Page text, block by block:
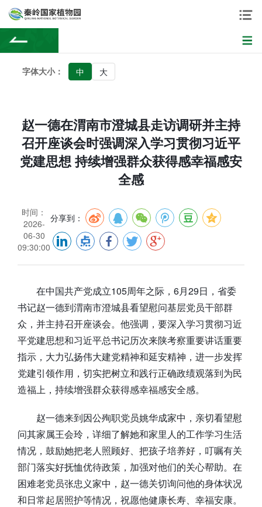
字体大小： 中 大
赵一德在渭南市澄城县走访调研并主持
召开座谈会时强调深入学习贯彻习近平
党建思想 持续增强群众获得感幸福感安
全感
时间：
2026-
06-30
09:30:00
分享到：
在中国共产党成立105周年之际，6月29日，省委
书记赵一德到渭南市澄城县看望慰问基层党员干部群
众，并主持召开座谈会。他强调，要深入学习贯彻习近
平党建思想和习近平总书记历次来陕考察重要讲话重要
指示，大力弘扬伟大建党精神和延安精神，进一步发挥
党建引领作用，切实把树立和践行正确政绩观落到为民
造福上，持续增强群众获得感幸福感安全感。
赵一德来到因公殉职党员姚华成家中，亲切看望慰
问其家属王会玲，详细了解她和家里人的工作学习生活
情况，鼓励她把老人照顾好、把孩子培养好，叮嘱有关
部门落实好抚恤优待政策，加强对他们的关心帮助。在
困难老党员张忠义家中，赵一德关切询问他的身体状况
和日常起居照护等情况，祝愿他健康长寿、幸福安康。